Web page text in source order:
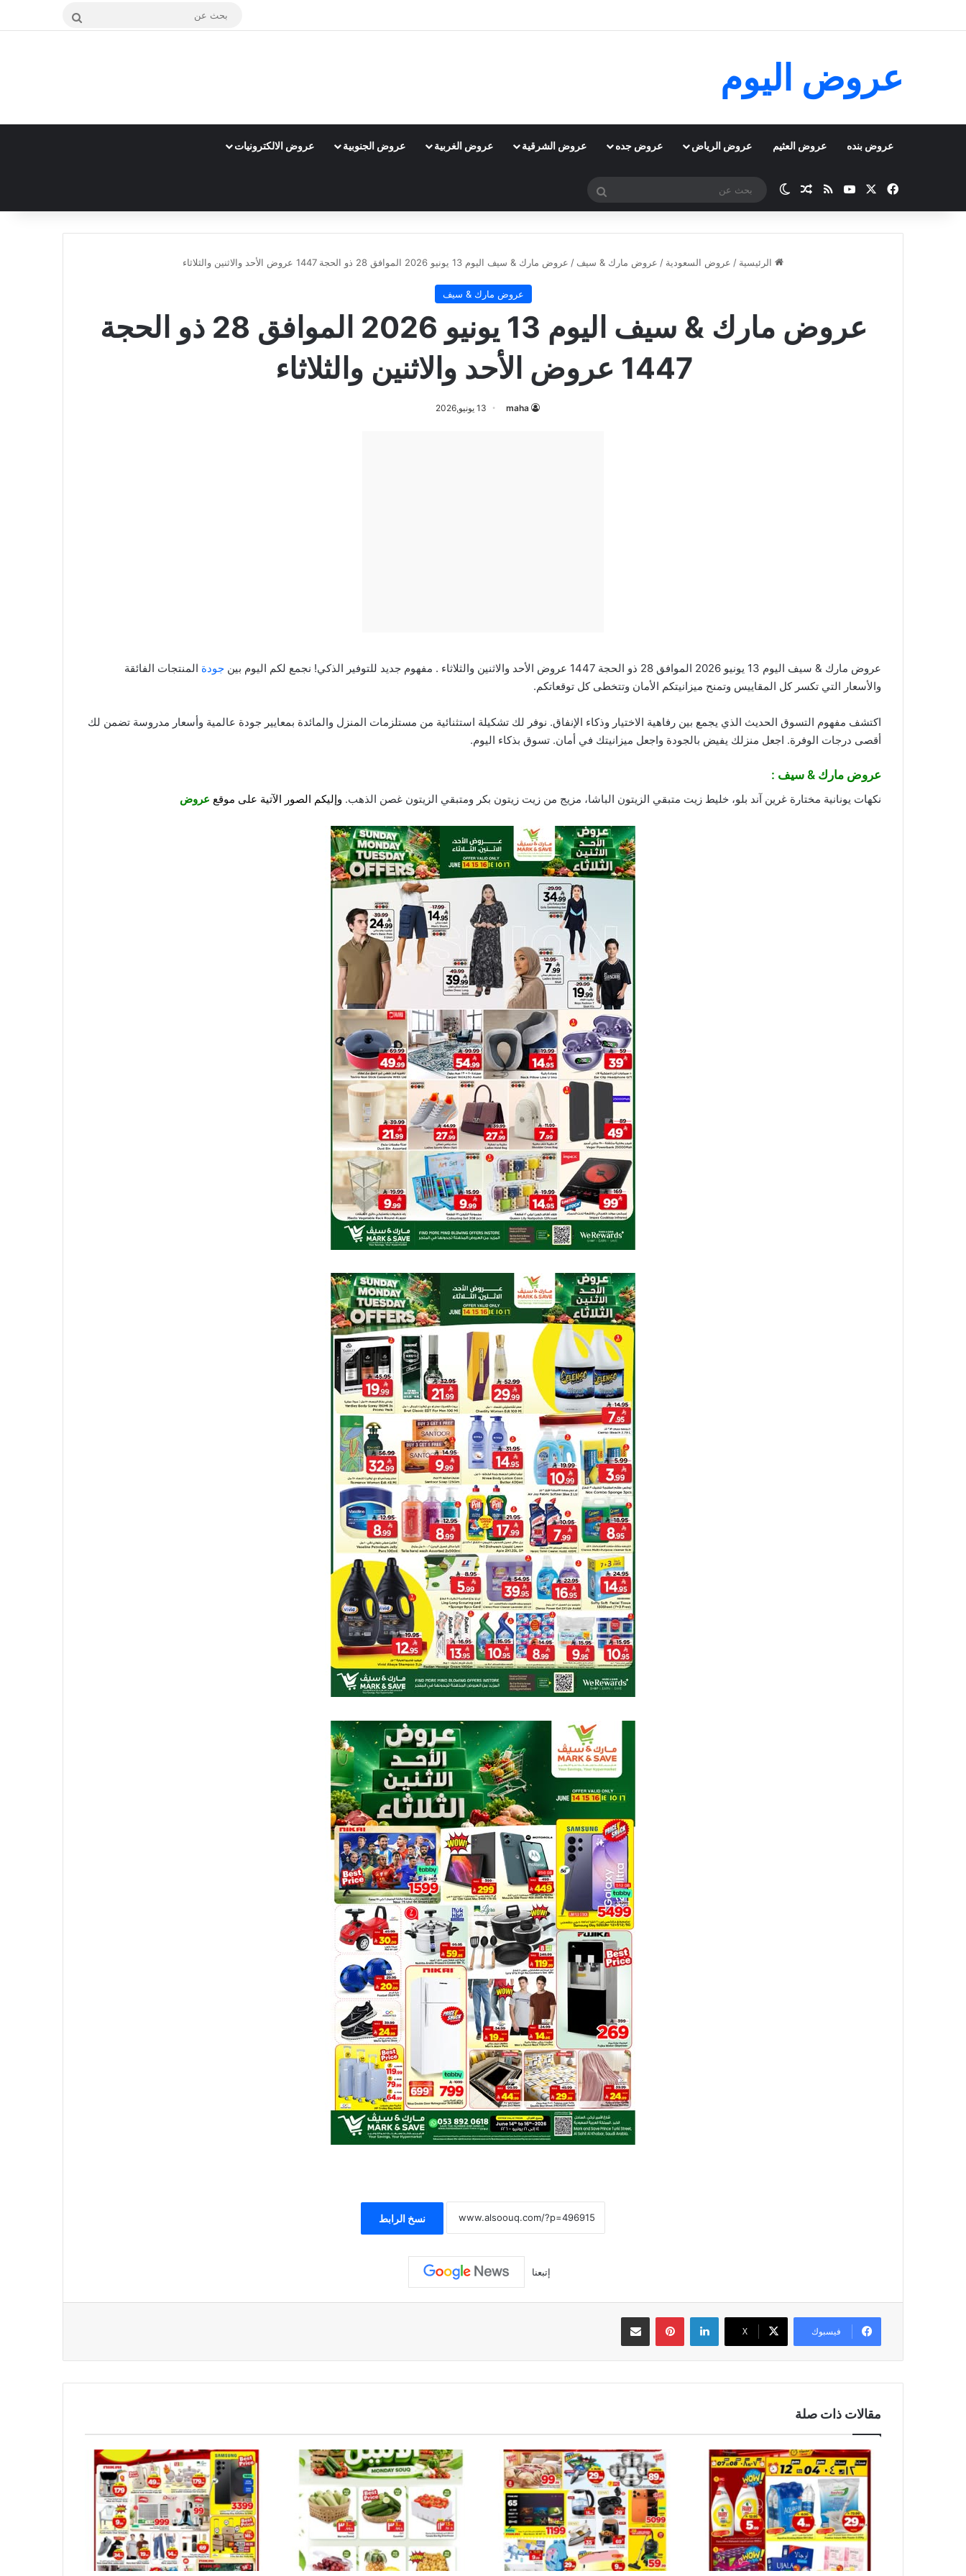
بحث
عروض اليوم
عروض بنده عروض العثيم عروض الرياض عروض جده عروض الشرقية عروض الغربية عروض الجنوبية عروض الالكترونيات
فيسبوك ‫YouTubeملخص الموقع RSS
مقال عشوائي
الوضع المظلم
بحث
الرئيسية / عروض السعودية / عروض مارك & سيف / عروض مارك & سيف اليوم 13 يونيو 2026 الموافق 28 ذو الحجة 1447 عروض الأحد والاثنين والثلاثاء
عروض مارك & سيف
عروض مارك & سيف اليوم 13 يونيو 2026 الموافق 28 ذو الحجة
1447 عروض الأحد والاثنين والثلاثاء
maha 13 يونيو,2026
عروض مارك & سيف اليوم 13 يونيو 2026 الموافق 28 ذو الحجة 1447 عروض الأحد والاثنين والثلاثاء . مفهوم جديد للتوفير الذكي! نجمع لكم اليوم بين جودة المنتجات الفائقة
والأسعار التي تكسر كل المقاييس وتمنح ميزانيتكم الأمان وتتخطى كل توقعاتكم.
اكتشف مفهوم التسوق الحديث الذي يجمع بين رفاهية الاختيار وذكاء الإنفاق. نوفر لك تشكيلة استثنائية من مستلزمات المنزل والمائدة بمعايير جودة عالمية وأسعار مدروسة تضمن لك
أقصى درجات الوفرة. اجعل منزلك يفيض بالجودة واجعل ميزانيتك في أمان. تسوق بذكاء اليوم.
عروض مارك & سيف :
نكهات يونانية مختارة غرين آند بلو، خليط زيت متبقي الزيتون الباشا، مزيج من زيت زيتون بكر ومتبقي الزيتون غصن الذهب. وإليكم الصور الآتية على موقع عروض
نسخ الرابط
إتبعنا
فيسبوك ‫X
لينكدإن بينتيريستمشاركة عبر البريد
مقالات ذات صلة